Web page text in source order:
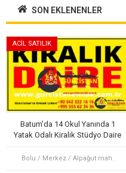
SON EKLENENLER
ACİL SATILIK
Batum’da 14 Okul Yanında 1
Yatak Odalı Kiralık Stüdyo Daire
Bolu / Merkez / Alpağut mah.